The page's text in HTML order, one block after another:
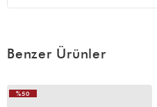
Çok beğendim
Benzer Ürünler
%50